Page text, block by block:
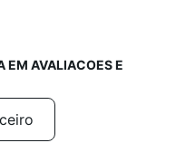
EM AVALIACOES E